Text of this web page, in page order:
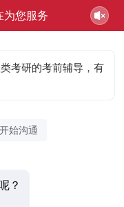
为您服务
考研的考前辅导，有
始沟通
？